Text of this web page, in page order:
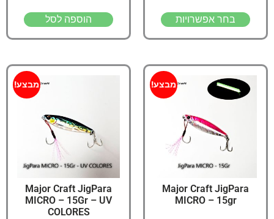
בחר אפשרויות הוספה לסל
מבצע!
Major Craft JigPara
MICRO – 15gr
מבצע!
Major Craft JigPara
MICRO – 15Gr – UV
COLORES